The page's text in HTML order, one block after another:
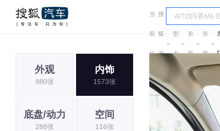
当
前
位
置:
搜
狐
汽
＞
车
型
大
＞
东
南
＞
东
南
＞
外观
980张
内饰
1573张
底盘/动力
288张
空间
116张